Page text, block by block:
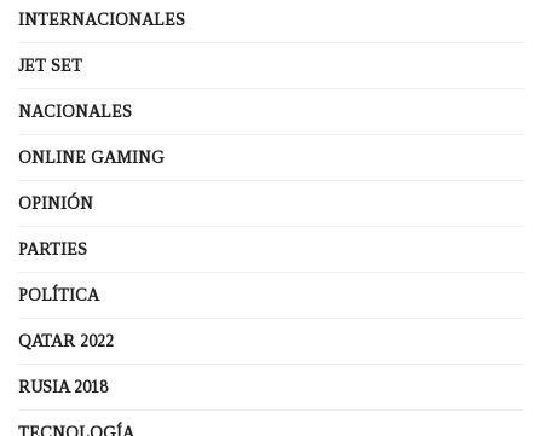
INTERNACIONALES
JET SET
NACIONALES
ONLINE GAMING
OPINIÓN
PARTIES
POLÍTICA
QATAR 2022
RUSIA 2018